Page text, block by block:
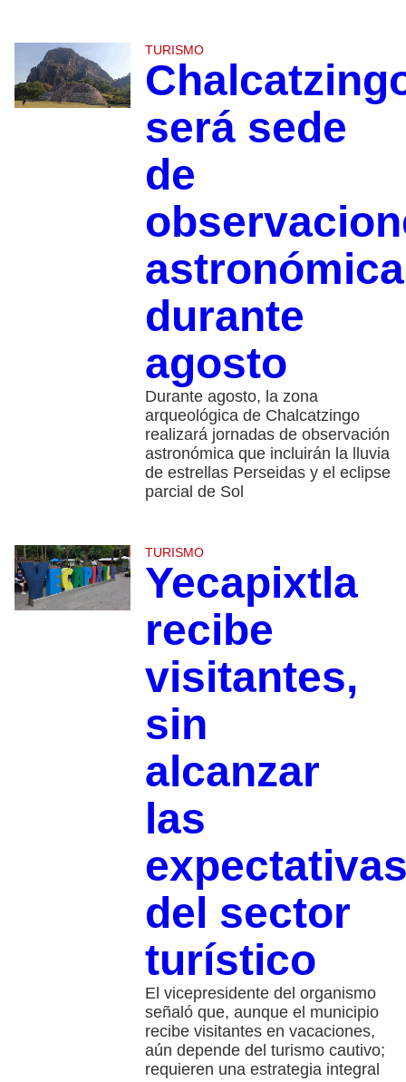
TURISMO
será sede
de
durante
agosto
Durante agosto, la zona
arqueológica de Chalcatzingo
realizará jornadas de observación
astronómica que incluirán la lluvia
de estrellas Perseidas y el eclipse
parcial de Sol
TURISMO
Yecapixtla
recibe
visitantes,
sin
alcanzar
las
del sector
turístico
El vicepresidente del organismo
señaló que, aunque el municipio
recibe visitantes en vacaciones,
aún depende del turismo cautivo;
requieren una estrategia integral